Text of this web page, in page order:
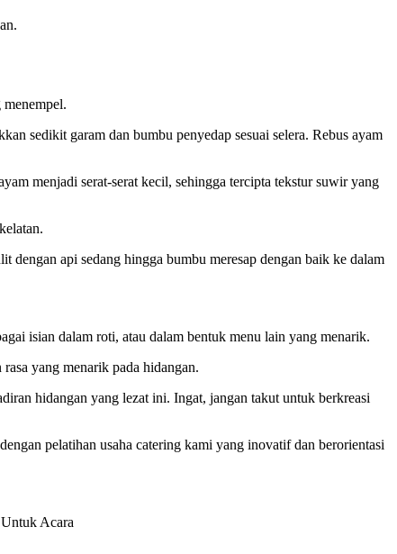
sedikit garam dan bumbu penyedap sesuai selera. Rebus ayam
menjadi serat-serat kecil, sehingga tercipta tekstur suwir yang
api sedang hingga bumbu meresap dengan baik ke dalam
isian dalam roti, atau dalam bentuk menu lain yang menarik.
yang menarik pada hidangan.
hidangan yang lezat ini. Ingat, jangan takut untuk berkreasi
pelatihan usaha catering kami yang inovatif dan berorientasi
Acara